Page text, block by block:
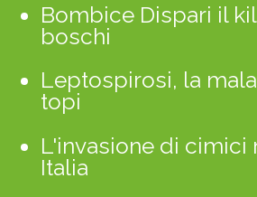
Bombice Dispari il
boschi
Leptospirosi, la
topi
L'invasione di cimici
Italia